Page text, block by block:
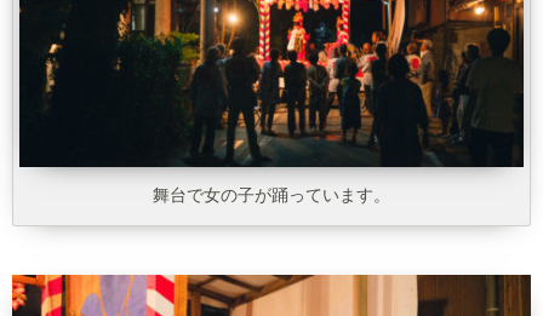
舞台で女の子が踊っています。